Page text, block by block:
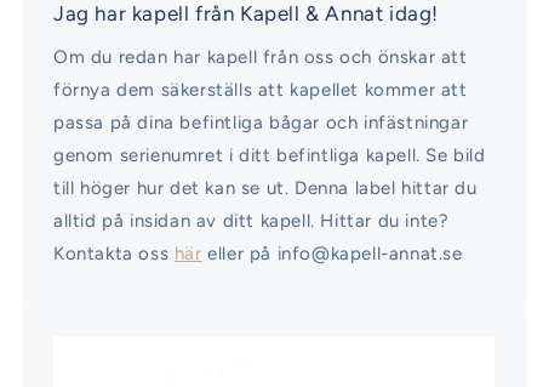
Jag har kapell från Kapell & Annat idag!
Om du redan har kapell från oss och önskar att
förnya dem säkerställs att kapellet kommer att
passa på dina befintliga bågar och infästningar
genom serienumret i ditt befintliga kapell. Se bild
till höger hur det kan se ut. Denna label hittar du
alltid på insidan av ditt kapell. Hittar du inte?
Kontakta oss här eller på info@kapell-annat.se